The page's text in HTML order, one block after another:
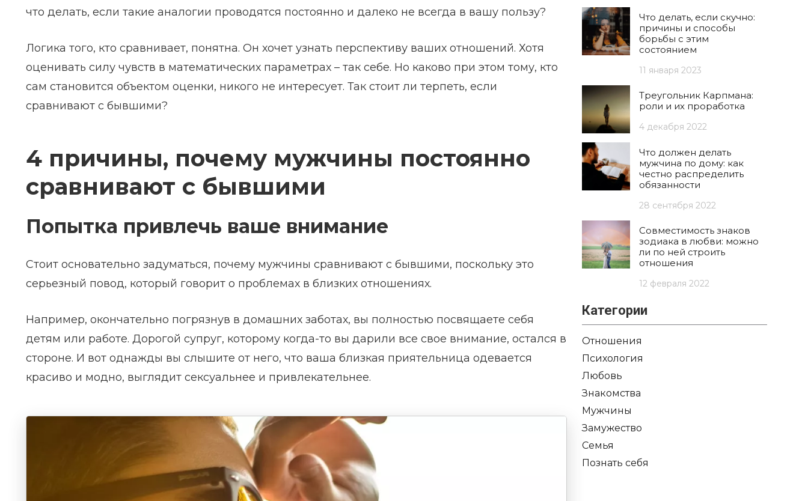
что делать, если такие аналогии проводятся постоянно и далеко не всегда в вашу пользу?
Логика того, кто сравнивает, понятна. Он хочет узнать перспективу ваших отношений. Хотя
оценивать силу чувств в математических параметрах – так себе. Но каково при этом тому, кто
сам становится объектом оценки, никого не интересует. Так стоит ли терпеть, если
сравнивают с бывшими?
4 причины, почему мужчины постоянно
сравнивают с бывшими
Попытка привлечь ваше внимание
Стоит основательно задуматься, почему мужчины сравнивают с бывшими, поскольку это
серьезный повод, который говорит о проблемах в близких отношениях.
Например, окончательно погрязнув в домашних заботах, вы полностью посвящаете себя
детям или работе. Дорогой супруг, которому когда-то вы дарили все свое внимание, остался в
стороне. И вот однажды вы слышите от него, что ваша близкая приятельница одевается
красиво и модно, выглядит сексуальнее и привлекательнее.
Что делать, если скучно:
причины и способы
борьбы с этим
состоянием
11 января 2023
Треугольник Карпмана:
роли и их проработка
4 декабря 2022
Что должен делать
мужчина по дому: как
честно распределить
обязанности
28 сентября 2022
Совместимость знаков
зодиака в любви: можно
ли по ней строить
отношения
12 февраля 2022
Категории
Отношения
Психология
Любовь
Знакомства
Мужчины
Замужество
Семья
Познать себя